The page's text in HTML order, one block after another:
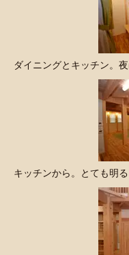
ダイニングとキッチン。
キッチンから。とても明